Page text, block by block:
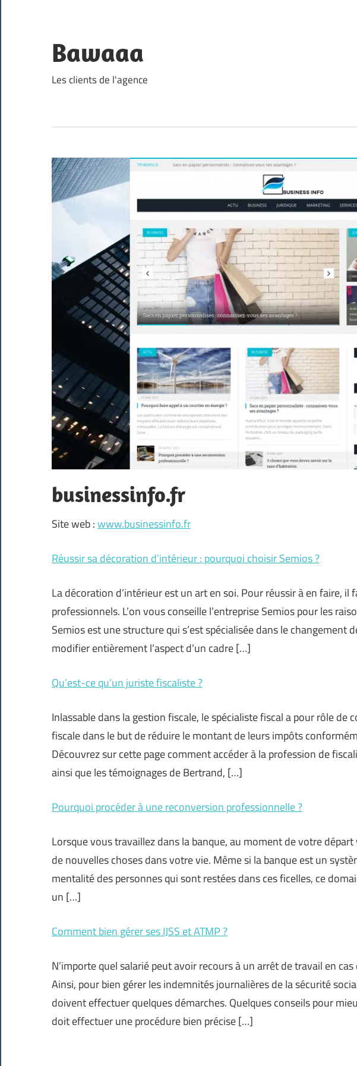
content
Bawaaa
Les clients de l'agence
businessinfo.fr
Site web :www.businessinfo.fr
Réussir sa décoration d’intérieur : pourquoi choisir Semios ?
La décoration d’intérieur est un art en soi. Pour réussir à en faire, il
professionnels. L’on vous conseille l’entreprise Semios pour les
Semios est une structure qui s’est spécialisée dans le changement
modifier entièrement l’aspect d’un cadre […]
Qu’est-ce qu’un juriste fiscaliste ?
Inlassable dans la gestion fiscale, le spécialiste fiscal a pour rôle de
fiscale dans le but de réduire le montant de leurs impôts
Découvrez sur cette page comment accéder à la profession de
ainsi que les témoignages de Bertrand, […]
Pourquoi procéder à une reconversion professionnelle ?
Lorsque vous travaillez dans la banque, au moment de votre
de nouvelles choses dans votre vie. Même si la banque est un
mentalité des personnes qui sont restées dans ces ficelles, ce
un […]
Comment bien gérer ses IJSS et ATMP ?
N’importe quel salarié peut avoir recours à un arrêt de travail en
Ainsi, pour bien gérer les indemnités journalières de la sécurité
doivent effectuer quelques démarches. Quelques conseils pour
doit effectuer une procédure bien précise […]